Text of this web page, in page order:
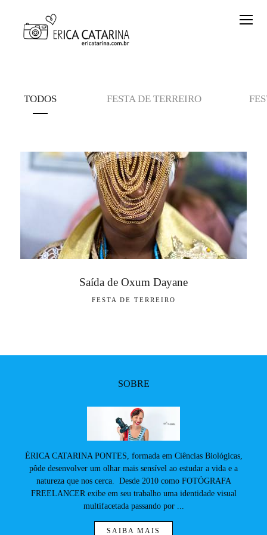
TODOS FESTA DE TERREIRO
Saída de Oxum Dayane
FESTA DE TERREIRO
SOBRE
ÉRICA CATARINA PONTES, formada em Ciências Biológicas,
pôde desenvolver um olhar mais sensível ao estudar a vida e a
natureza que nos cerca. Desde 2010 como FOTÓGRAFA
FREELANCER exibe em seu trabalho uma identidade visual
multifacetada passando por ...
SAIBA MAIS